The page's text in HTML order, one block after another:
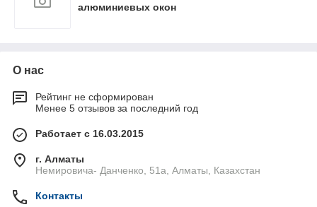
алюминиевых окон
О нас
Рейтинг не сформирован
Менее 5 отзывов за последний год
Работает с 16.03.2015
г. Алматы
Немировича- Данченко, 51а, Алматы, Казахстан
Контакты